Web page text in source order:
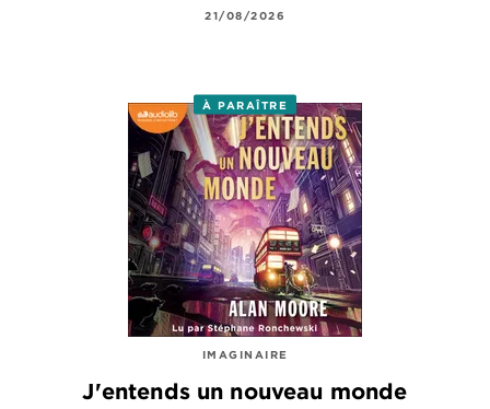
21/08/2026
À PARAÎTRE
IMAGINAIRE
J'entends un nouveau monde